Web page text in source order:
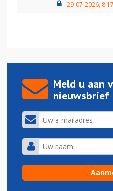
29-07-2026, 8:17
Meld u aan
nieuwsbrief